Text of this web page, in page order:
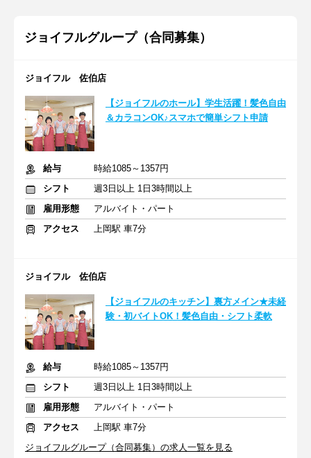
ジョイフルグループ（合同募集）
ジョイフル 佐伯店
【ジョイフルのホール】学生活躍！髪色自由
＆カラコンOK♪スマホで簡単シフト申請
給与
時給1085～1357円
シフト
週3日以上 1日3時間以上
雇用形態
アルバイト・パート
アクセス
上岡駅 車7分
ジョイフル 佐伯店
【ジョイフルのキッチン】裏方メイン★未経
験・初バイトOK！髪色自由・シフト柔軟
給与
時給1085～1357円
シフト
週3日以上 1日3時間以上
雇用形態
アルバイト・パート
アクセス
上岡駅 車7分
ジョイフルグループ（合同募集）の求人一覧を見る